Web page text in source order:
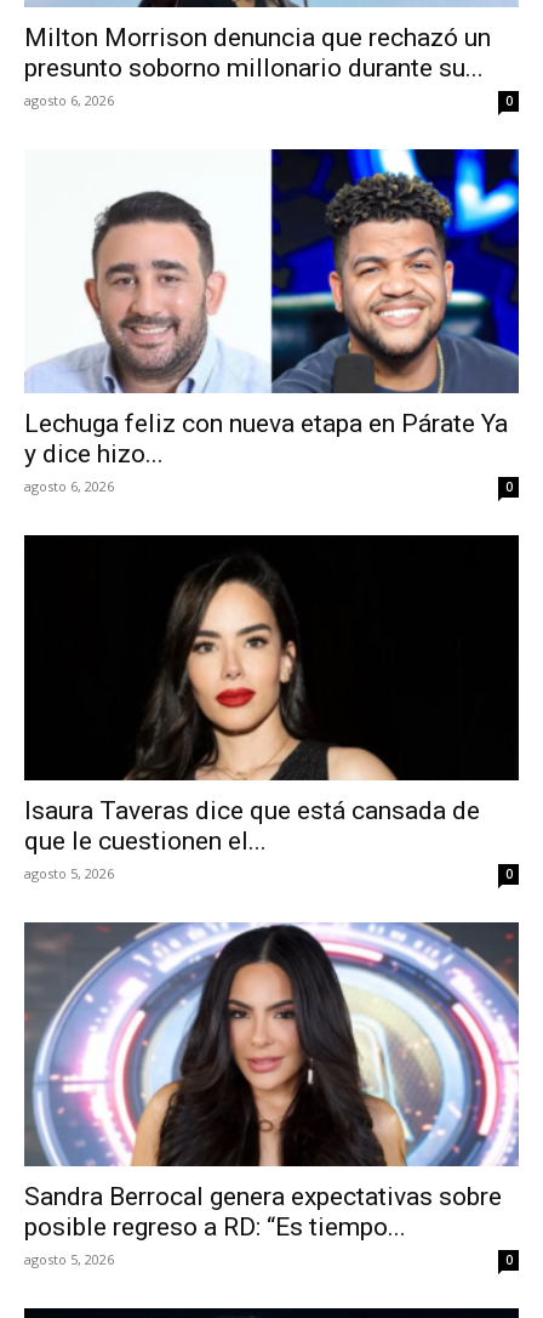
Milton Morrison denuncia que rechazó un
presunto soborno millonario durante su...
agosto 6, 2026 0
Lechuga feliz con nueva etapa en Párate Ya
y dice hizo...
agosto 6, 2026 0
Isaura Taveras dice que está cansada de
que le cuestionen el...
agosto 5, 2026 0
Sandra Berrocal genera expectativas sobre
posible regreso a RD: “Es tiempo...
agosto 5, 2026 0